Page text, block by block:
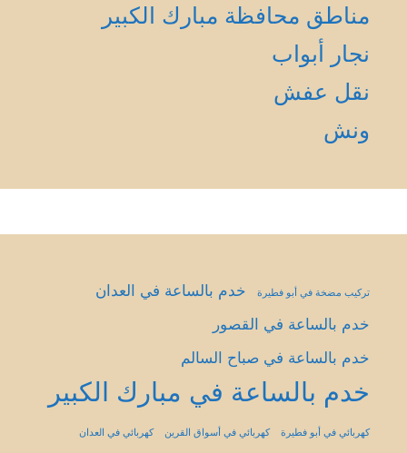
مناطق محافظة مبارك الكبير
نجار أبواب
نقل عفش
ونش
تركيب مضخة في أبو فطيرة
خدم بالساعة في العدان
خدم بالساعة في القصور
خدم بالساعة في صباح السالم
خدم بالساعة في مبارك الكبير
كهربائي في أبو فطيرة كهربائي في أسواق القرين كهربائي في العدان